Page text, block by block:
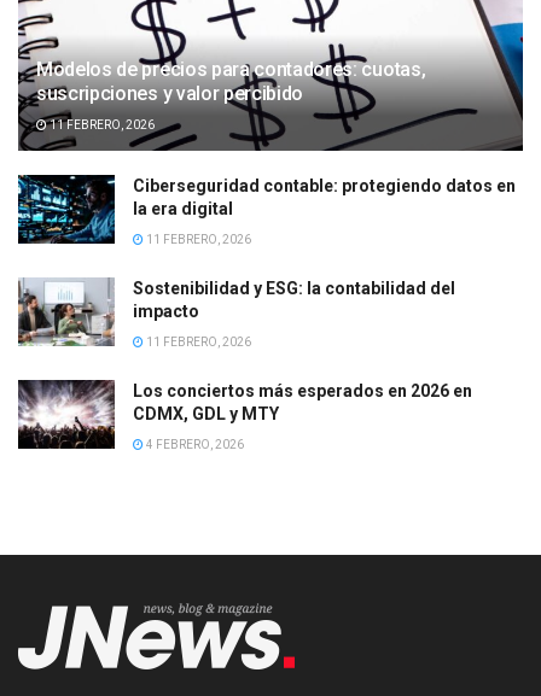
Modelos de precios para contadores: cuotas,
suscripciones y valor percibido
11 FEBRERO, 2026
Ciberseguridad contable: protegiendo datos en
la era digital
11 FEBRERO, 2026
Sostenibilidad y ESG: la contabilidad del
impacto
11 FEBRERO, 2026
Los conciertos más esperados en 2026 en
CDMX, GDL y MTY
4 FEBRERO, 2026